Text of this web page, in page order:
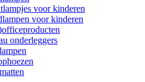
voor kinderen
voor kinderen
onderleggers